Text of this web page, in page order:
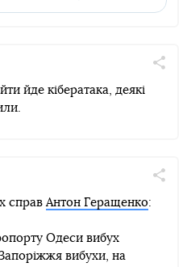
Facebook
йде кібератака, деякі
справАнтон Геращенко:
Одеси вибух
вибухи, на